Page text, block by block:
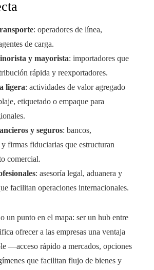
: operadores de línea,
de carga.
y mayorista: importadores que
rápida y reexportadores.
ligera: actividades de valor agregado
etiquetado o empaque para
y seguros: bancos,
y firmas fiduciarias que estructuran
comercial.
: asesoría legal, aduanera y
facilitan operaciones internacionales.
un punto en el mapa: ser un hub entre
ofrecer a las empresas una ventaja
—acceso rápido a mercados, opciones
que facilitan flujo de bienes y